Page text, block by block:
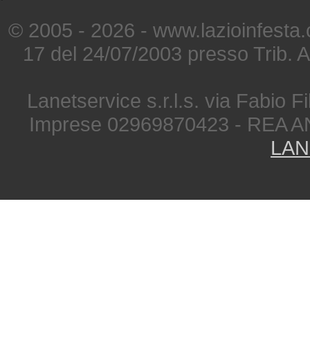
© 2005 - 2026 -
17 del 24/07/2003 presso Trib.
Lanetservice s.r.l.s. via Fabio
Imprese 02969870423 - REA